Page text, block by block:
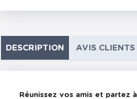
DESCRIPTION AVIS CLIENTS
Réunissez vos amis et partez